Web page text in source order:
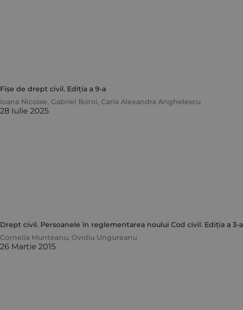
Fișe de drept civil. Ediția a 9-a
Ioana Nicolae, Gabriel Boroi, Carla Alexandra Anghelescu
28 Iulie 2025
Drept civil. Persoanele în reglementarea noului Cod civil. Ediția a 3-a
Cornelia Munteanu, Ovidiu Ungureanu
26 Martie 2015